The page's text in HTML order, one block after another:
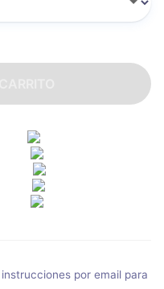
por email para